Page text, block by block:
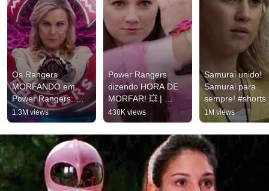
Os Rangers
MORFANDO em
Power Rangers:
Agora e Sempre 💙
❤️💚🖤 | Netflix Brasil
#powerrangers
1.3M views
Power Rangers
dizendo HORA DE
MORFAR! 💥 |
Netflix Brasil
#powerrangers
438K views
Samurai unido!
Samurai para
sempre! #shorts
Power Rangers
Crianças
1M views